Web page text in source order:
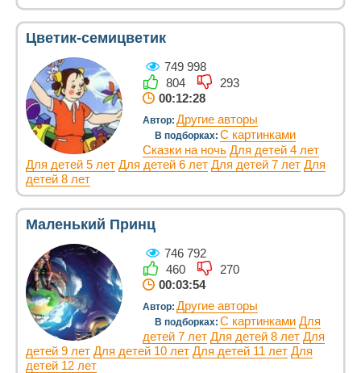
Цветик-семицветик
749 998
804
293
00:12:28
Автор: Другие авторы
В подборках: С картинками
Сказки на ночь Для детей 4 лет
Для детей 5 лет Для детей 6 лет Для детей 7 лет Для
детей 8 лет
Маленький Принц
746 792
460
270
00:03:54
Автор: Другие авторы
В подборках: С картинками Для
детей 7 лет Для детей 8 лет Для
детей 9 лет Для детей 10 лет Для детей 11 лет Для
детей 12 лет